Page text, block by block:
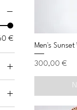
€
Men's Sunset
Preis
300,00 €